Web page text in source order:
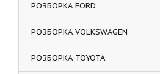
РОЗБОРКА FORD
РОЗБОРКА VOLKSWAGEN
РОЗБОРКА TOYOTA